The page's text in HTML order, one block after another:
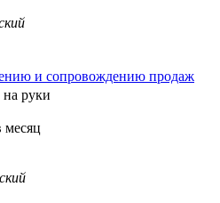
и сопровождению продаж
на руки
месяц